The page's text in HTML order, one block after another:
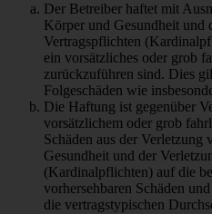
Der Betreiber haftet mit
Körper und Gesundheit und
Vertragspflichten
ein vorsätzliches oder grob
zurückzuführen sind. Dies
Folgeschäden wie
Die Haftung ist gegenüber
vorsätzlichem oder grob
Schäden aus der
Gesundheit und der
(Kardinalpflichten) auf die
vorhersehbaren Schäden
die vertragstypischen